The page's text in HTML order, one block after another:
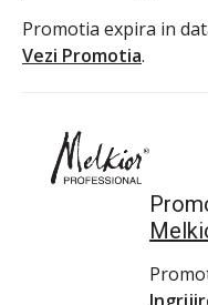
Promotia expira in
Vezi Promotia.